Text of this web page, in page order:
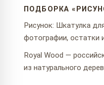
ПОДБОРКА
Рисунок: Шкатулка
фотографии, остатки
Royal Wood —
из натурального